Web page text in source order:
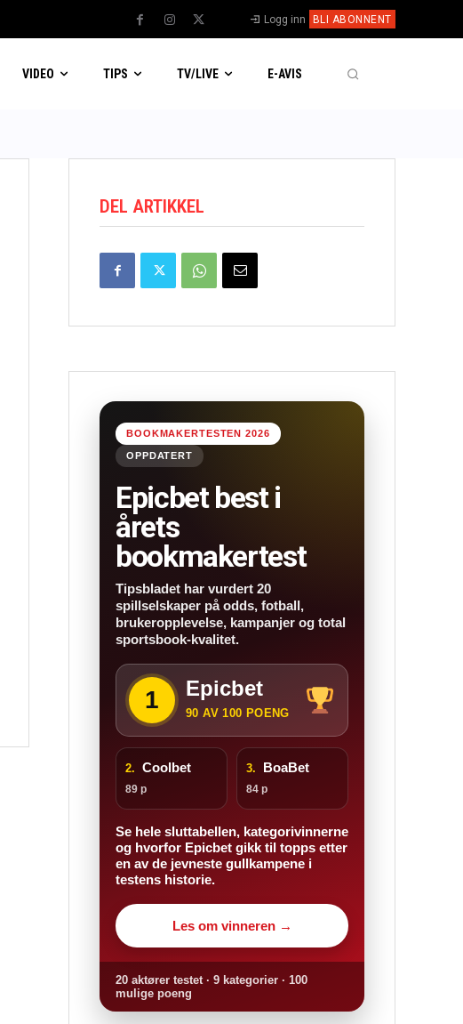
Logg inn BLI ABONNENT
VIDEO TIPS TV/LIVE E-AVIS
DEL ARTIKKEL
BOOKMAKERTESTEN 2026
OPPDATERT
Epicbet best i
årets
bookmakertest
Tipsbladet har vurdert 20
spillselskaper på odds, fotball,
brukeropplevelse, kampanjer og total
sportsbook-kvalitet.
1 Epicbet
90 AV 100 POENG
2. Coolbet
89 p
3. BoaBet
84 p
Se hele sluttabellen, kategorivinnerne
og hvorfor Epicbet gikk til topps etter
en av de jevneste gullkampene i
testens historie.
Les om vinneren →
20 aktører testet · 9 kategorier · 100
mulige poeng